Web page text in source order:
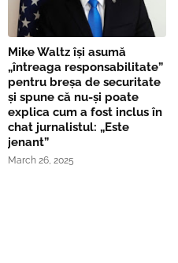
Mike Waltz îşi asumă
„întreaga responsabilitate”
pentru breşa de securitate
și spune că nu-și poate
explica cum a fost inclus în
chat jurnalistul: „Este
jenant”
March 26, 2025